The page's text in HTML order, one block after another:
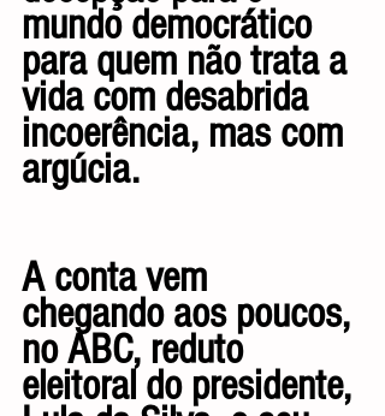
mundo democrático
para quem não trata a
vida com desabrida
incoerência, mas com
argúcia.
A conta vem
chegando aos poucos,
no ABC, reduto
eleitoral do presidente,